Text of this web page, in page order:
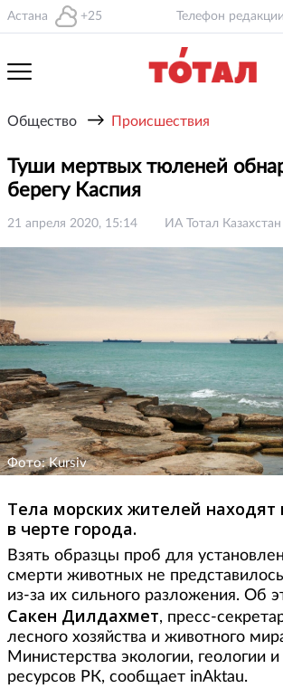
Астана +25 Телефон
Общество → Происшествия
Туши мертвых тюленей
берегу Каспия
21 апреля 2020, 15:14 ИА Тотал Казахстан
Фото: Kursiv
Тела морских жителей находят
в черте города.
Взять образцы проб для
смерти животных не
из-за их сильного разложения. Об
Сакен Дилдахмет, пресс-
лесного хозяйства и животного
Министерства экологии, геологии
ресурсов РК, сообщает inAktau.